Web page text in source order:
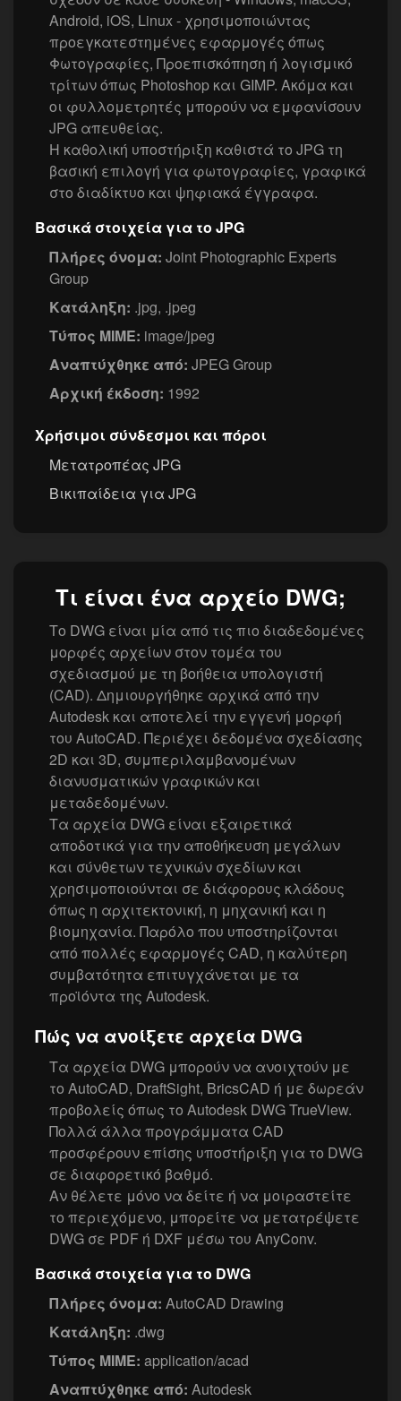
Android, iOS, Linux - χρησιμοποιώντας
προεγκατεστημένες εφαρμογές όπως
Φωτογραφίες, Προεπισκόπηση ή λογισμικό
τρίτων όπως Photoshop και GIMP. Ακόμα και
οι φυλλομετρητές μπορούν να εμφανίσουν
JPG απευθείας.
Η καθολική υποστήριξη καθιστά το JPG τη
βασική επιλογή για φωτογραφίες, γραφικά
στο διαδίκτυο και ψηφιακά έγγραφα.
Βασικά στοιχεία για το JPG
Πλήρες όνομα: Joint Photographic Experts
Group
Κατάληξη: .jpg, .jpeg
Τύπος MIME: image/jpeg
Αναπτύχθηκε από: JPEG Group
Αρχική έκδοση: 1992
Χρήσιμοι σύνδεσμοι και πόροι
Μετατροπέας JPG
Βικιπαίδεια για JPG
Τι είναι ένα αρχείο DWG;
Το DWG είναι μία από τις πιο διαδεδομένες
μορφές αρχείων στον τομέα του
σχεδιασμού με τη βοήθεια υπολογιστή
(CAD). Δημιουργήθηκε αρχικά από την
Autodesk και αποτελεί την εγγενή μορφή
του AutoCAD. Περιέχει δεδομένα σχεδίασης
2D και 3D, συμπεριλαμβανομένων
διανυσματικών γραφικών και
μεταδεδομένων.
Τα αρχεία DWG είναι εξαιρετικά
αποδοτικά για την αποθήκευση μεγάλων
και σύνθετων τεχνικών σχεδίων και
χρησιμοποιούνται σε διάφορους κλάδους
όπως η αρχιτεκτονική, η μηχανική και η
βιομηχανία. Παρόλο που υποστηρίζονται
από πολλές εφαρμογές CAD, η καλύτερη
συμβατότητα επιτυγχάνεται με τα
προϊόντα της Autodesk.
Πώς να ανοίξετε αρχεία DWG
Τα αρχεία DWG μπορούν να ανοιχτούν με
το AutoCAD, DraftSight, BricsCAD ή με δωρεάν
προβολείς όπως το Autodesk DWG TrueView.
Πολλά άλλα προγράμματα CAD
προσφέρουν επίσης υποστήριξη για το DWG
σε διαφορετικό βαθμό.
Αν θέλετε μόνο να δείτε ή να μοιραστείτε
το περιεχόμενο, μπορείτε να μετατρέψετε
DWG σε PDF ή DXF μέσω του AnyConv.
Βασικά στοιχεία για το DWG
Πλήρες όνομα: AutoCAD Drawing
Κατάληξη: .dwg
Τύπος MIME: application/acad
Αναπτύχθηκε από: Autodesk